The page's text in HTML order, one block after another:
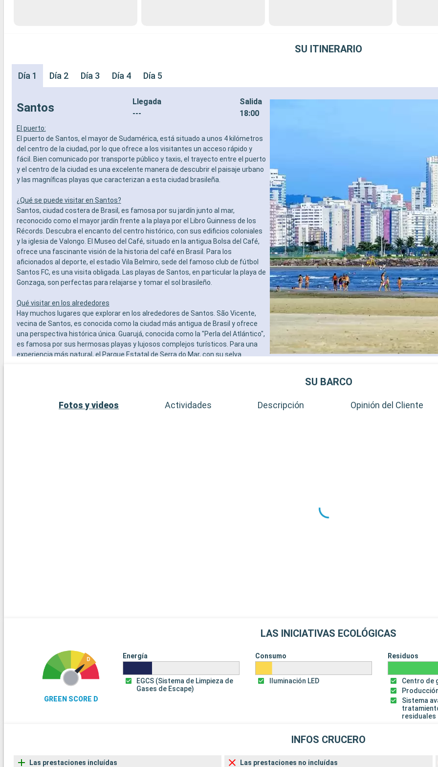
SU ITINERARIO
Día 1 Día 2 Día 3 Día 4 Día 5
Santos
Llegada
---
Salida
18:00
El puerto:
El puerto de Santos, el mayor de Sudamérica, está situado a unos 4 kilómetros
del centro de la ciudad, por lo que ofrece a los visitantes un acceso rápido y
fácil. Bien comunicado por transporte público y taxis, el trayecto entre el puerto
y el centro de la ciudad es una excelente manera de descubrir el paisaje urbano
y las magníficas playas que caracterizan a esta ciudad brasileña.
¿Qué se puede visitar en Santos?
Santos, ciudad costera de Brasil, es famosa por su jardín junto al mar,
reconocido como el mayor jardín frente a la playa por el Libro Guinness de los
Récords. Descubra el encanto del centro histórico, con sus edificios coloniales
y la iglesia de Valongo. El Museo del Café, situado en la antigua Bolsa del Café,
ofrece una fascinante visión de la historia del café en Brasil. Para los
aficionados al deporte, el estadio Vila Belmiro, sede del famoso club de fútbol
Santos FC, es una visita obligada. Las playas de Santos, en particular la playa de
Gonzaga, son perfectas para relajarse y tomar el sol brasileño.
Qué visitar en los alrededores
Hay muchos lugares que explorar en los alrededores de Santos. São Vicente,
vecina de Santos, es conocida como la ciudad más antigua de Brasil y ofrece
una perspectiva histórica única. Guarujá, conocida como la "Perla del Atlántico",
es famosa por sus hermosas playas y lujosos complejos turísticos. Para una
experiencia más natural, el Parque Estatal de Serra do Mar, con su selva
SU BARCO
Fotos y videos Actividades Descripción Opinión del Cliente
LAS INICIATIVAS ECOLÓGICAS
GREEN SCORE D
Energía
EGCS (Sistema de Limpieza de
Gases de Escape)
Consumo
Iluminación LED
Residuos
Centro de
Sistema
residuales
INFOS CRUCERO
Las prestaciones incluídas Las prestaciones no incluídas